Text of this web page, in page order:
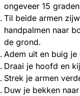
ongeveer 15
Til beide armen
handpalmen naar
de grond.
Adem uit en buig je
Draai je hoofd en
Strek je armen
Duw je bekken